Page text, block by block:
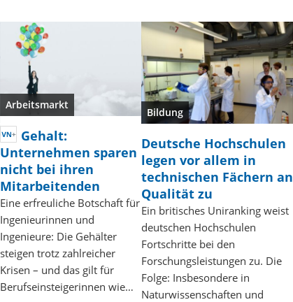
Arbeitsmarkt
Gehalt:
Unternehmen sparen
nicht bei ihren
Mitarbeitenden
Eine erfreuliche Botschaft für
Ingenieurinnen und
Ingenieure: Die Gehälter
steigen trotz zahlreicher
Krisen – und das gilt für
Berufseinsteigerinnen wie…
Bildung
Deutsche Hochschulen
legen vor allem in
technischen Fächern an
Qualität zu
Ein britisches Uniranking weist
deutschen Hochschulen
Fortschritte bei den
Forschungsleistungen zu. Die
Folge: Insbesondere in
Naturwissenschaften und